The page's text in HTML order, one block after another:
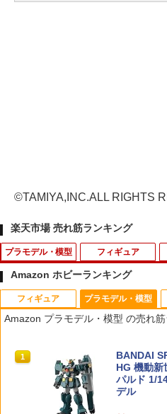
©TAMIYA,INC.ALL RIGHTS
楽天市場 売れ筋ランキング
プラモデル・模型
1
【当店独
【中古】
NHII マス
ンダイス
￥3,248
フィギュア
1
ねんどろ
ラムレザル
ッドスマ
￥8,550
1
【送料無
LLE ケト
ターボト
ブラック
サバイバ
￥1,650
1
タミヤ
アーム）【
タミヤ
Amazon ホビーランキング
フィギュア
1
TAMASHII
ツ（真骨
RX 約
可動フィギ
プラモデル・模型
Amazon プラモデル・模型 の売れ
1
BANDAI
HG 機動新
パルド 1/
デル